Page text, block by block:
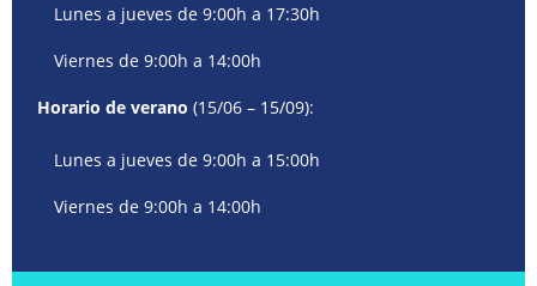
Lunes a jueves de 9:00h a 17:30h
Viernes de 9:00h a 14:00h
Horario de verano (15/06 – 15/09):
Lunes a jueves de 9:00h a 15:00h
Viernes de 9:00h a 14:00h